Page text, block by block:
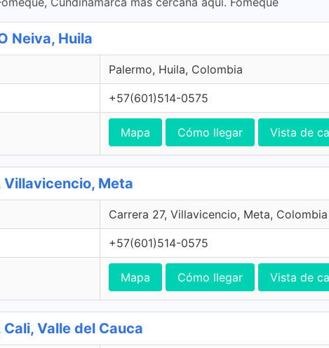
Neiva, Huila
Palermo, Huila, Colombia
+57(601)514-0575
Mapa Cómo llegar Vista de
Villavicencio, Meta
Carrera 27, Villavicencio, Meta, Colombia
+57(601)514-0575
Mapa Cómo llegar Vista de
Valle del Cauca